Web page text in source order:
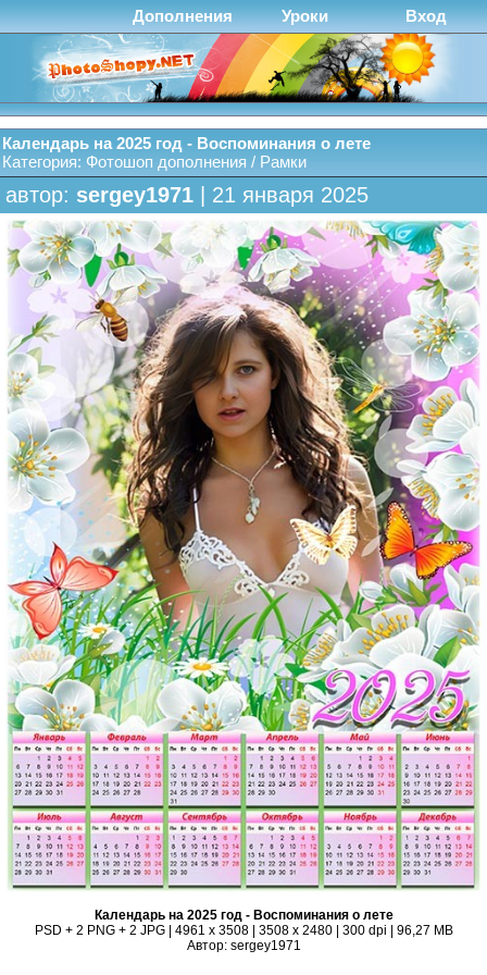
Дополнения Уроки Вход
Календарь на 2025 год - Воспоминания о лете
Категория: Фотошоп дополнения / Рамки
автор: sergey1971 | 21 января 2025
Календарь на 2025 год - Воспоминания о лете
PSD + 2 PNG + 2 JPG | 4961 x 3508 | 3508 x 2480 | 300 dpi | 96,27 MB
Автор: sergey1971